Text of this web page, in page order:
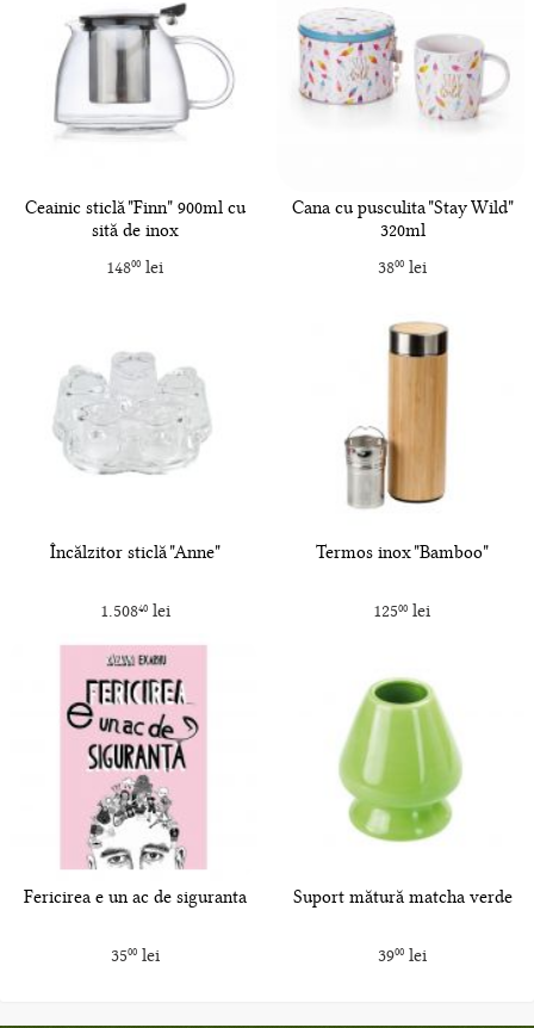
Ceainic sticlă "Finn" 900ml cu
sită de inox
14800 lei
Cana cu pusculita "Stay Wild"
320ml
3800lei
Încălzitor sticlă "Anne"
1.50840lei
Termos inox "Bamboo"
12500 lei
Fericirea e un ac de siguranta
3500lei
Suport mătură matcha verde
3900lei